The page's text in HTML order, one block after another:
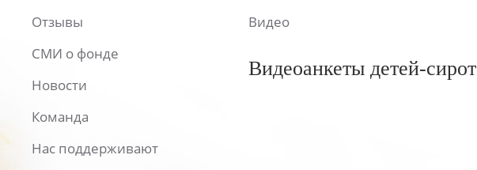
Отзывы
СМИ о фонде
Новости
Команда
Нас поддерживают
Видео
Видеоанкеты детей-сирот